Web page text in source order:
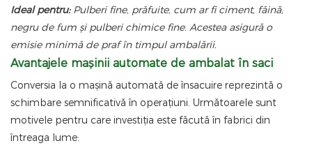
Ideal pentru: Pulberi fine, prăfuite, cum ar fi ciment, făină,
negru de fum și pulberi chimice fine. Acestea asigură o
emisie minimă de praf în timpul ambalării.
Avantajele mașinii automate de ambalat în saci
Conversia la o mașină automată de însacuire reprezintă o
schimbare semnificativă în operațiuni. Următoarele sunt
motivele pentru care investiția este făcută în fabrici din
întreaga lume: